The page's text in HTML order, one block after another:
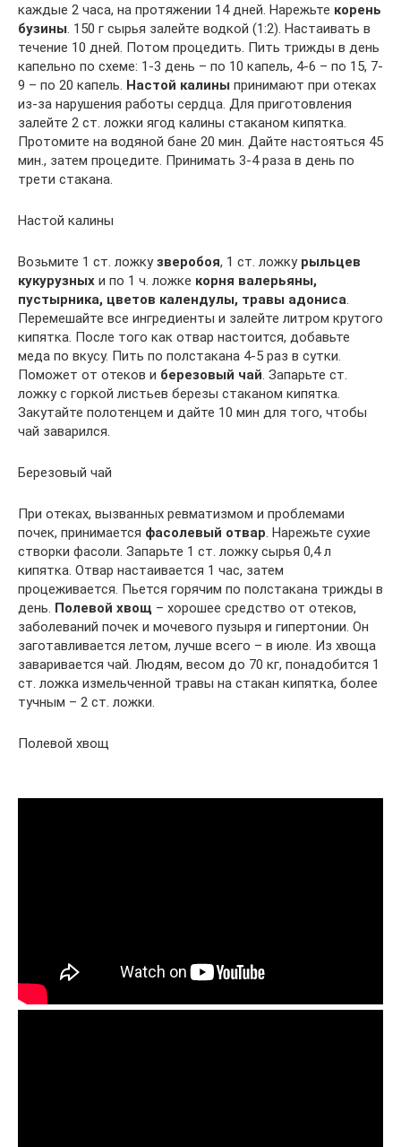
каждые 2 часа, на протяжении 14 дней. Нарежьте корень
бузины. 150 г сырья залейте водкой (1:2). Настаивать в
течение 10 дней. Потом процедить. Пить трижды в день
капельно по схеме: 1-3 день – по 10 капель, 4-6 – по 15, 7-
9 – по 20 капель. Настой калины принимают при отеках
из-за нарушения работы сердца. Для приготовления
залейте 2 ст. ложки ягод калины стаканом кипятка.
Протомите на водяной бане 20 мин. Дайте настояться 45
мин., затем процедите. Принимать 3-4 раза в день по
трети стакана.
Настой калины
Возьмите 1 ст. ложкузверобоя, 1 ст. ложку рыльцев
кукурузных и по 1 ч. ложке корня валерьяны,
пустырника, цветов календулы, травы адониса.
Перемешайте все ингредиенты и залейте литром крутого
кипятка. После того как отвар настоится, добавьте
меда по вкусу. Пить по полстакана 4-5 раз в сутки.
Поможет от отеков и березовый чай. Запарьте ст.
ложку с горкой листьев березы стаканом кипятка.
Закутайте полотенцем и дайте 10 мин для того, чтобы
чай заварился.
Березовый чай
При отеках, вызванных ревматизмом и проблемами
почек, принимается фасолевый отвар. Нарежьте сухие
створки фасоли. Запарьте 1 ст. ложку сырья 0,4 л
кипятка. Отвар настаивается 1 час, затем
процеживается. Пьется горячим по полстакана трижды в
день. Полевой хвощ – хорошее средство от отеков,
заболеваний почек и мочевого пузыря и гипертонии. Он
заготавливается летом, лучше всего – в июле. Из хвоща
заваривается чай. Людям, весом до 70 кг, понадобится 1
ст. ложка измельченной травы на стакан кипятка, более
тучным – 2 ст. ложки.
Полевой хвощ